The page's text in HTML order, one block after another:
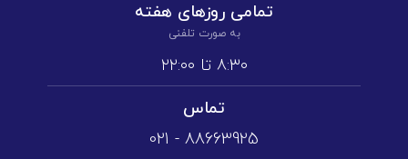
تمامی روز‌های هفته
به صورت تلفنی
۸:۳۰ تا ۲۲:۰۰
تماس
88663925 - 021